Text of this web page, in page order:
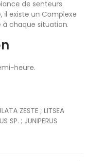
de senteurs
il existe un Complexe
à chaque situation.
heure.
ZESTE ; LITSEA
SP. ; JUNIPERUS